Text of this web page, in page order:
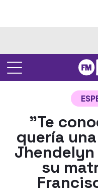
"Te
quería
Jhendelyn
su